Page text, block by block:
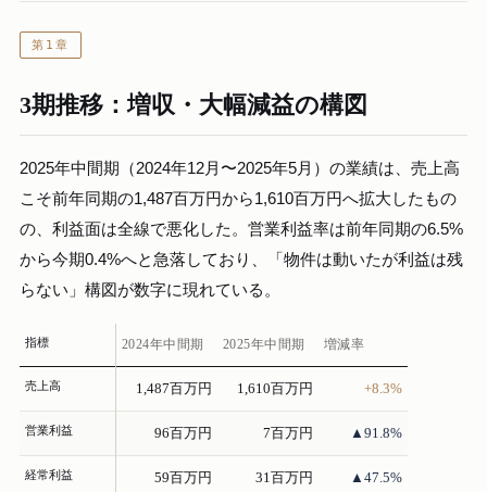
第1章
3期推移：増収・大幅減益の構図
2025年中間期（2024年12月〜2025年5月）の業績は、売上高
こそ前年同期の1,487百万円から1,610百万円へ拡大したもの
の、利益面は全線で悪化した。営業利益率は前年同期の6.5%
から今期0.4%へと急落しており、「物件は動いたが利益は残
らない」構図が数字に現れている。
指標 2024年中間期 2025年中間期 増減率
売上高 1,487百万円 1,610百万円 +8.3%
営業利益 96百万円 7百万円 ▲91.8%
経常利益 59百万円 31百万円 ▲47.5%